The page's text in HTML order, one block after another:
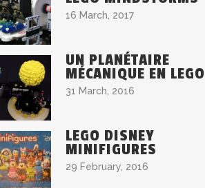
16 March, 2017
UN PLANÉTAIRE
MÉCANIQUE EN LEGO
31 March, 2016
LEGO DISNEY
MINIFIGURES
29 February, 2016